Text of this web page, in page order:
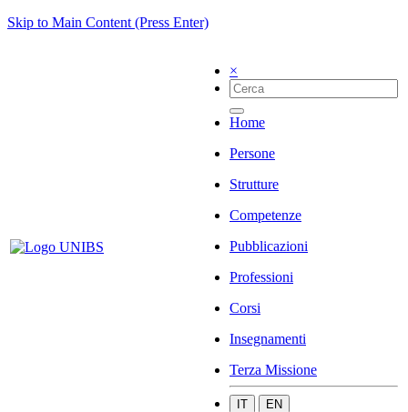
Skip to Main Content (Press Enter)
×
Home
Persone
Strutture
Competenze
Pubblicazioni
Professioni
Corsi
Insegnamenti
Terza Missione
IT EN